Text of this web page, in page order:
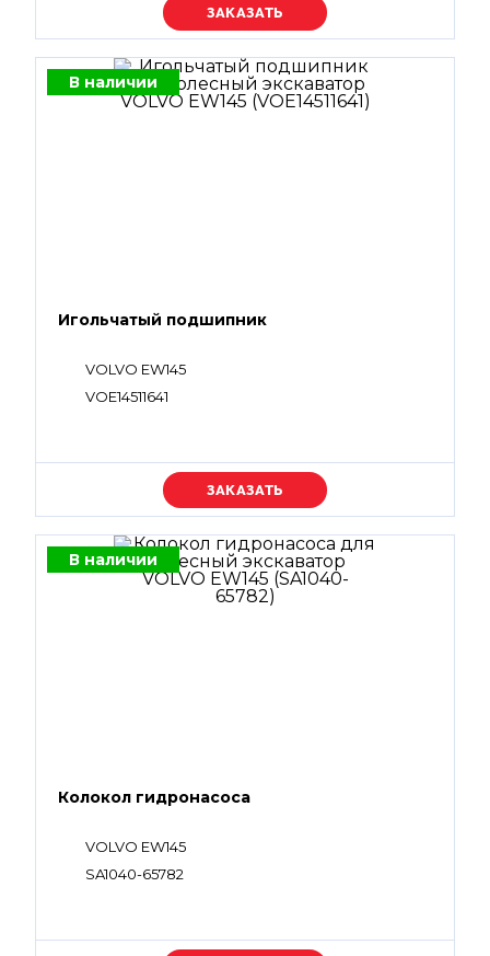
Уточняйте цену
В наличии
Игольчатый подшипник
VOLVO EW145
VOE14511641
Уточняйте цену
В наличии
Колокол гидронасоса
VOLVO EW145
SA1040-65782